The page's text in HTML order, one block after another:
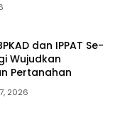
dan IPPAT Se-
Wujudkan
Pertanahan
2026